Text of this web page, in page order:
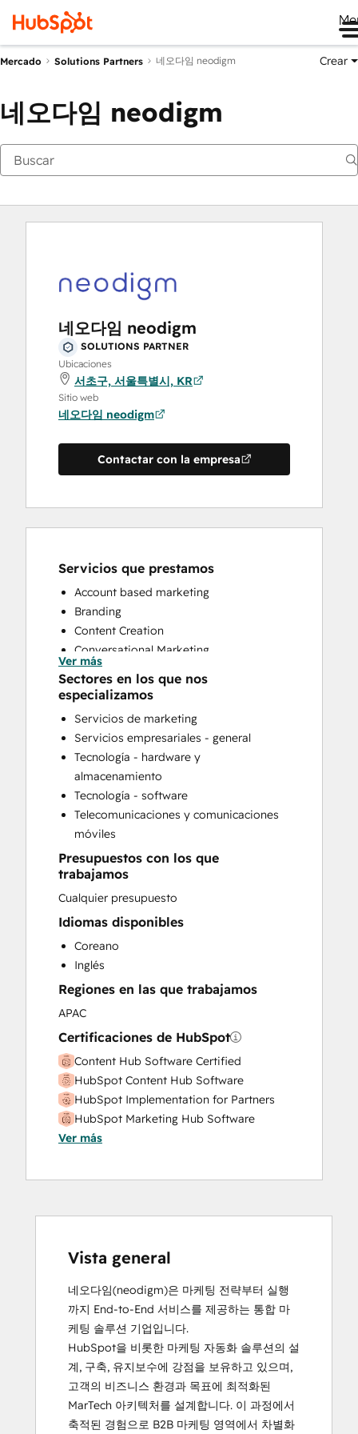
Mercado Solutions Partners 네오다임 neodigm Crear
네오다임 neodigm
네오다임 neodigm
SOLUTIONS PARTNER
Ubicaciones
서초구, 서울특별시, KR
Sitio web
네오다임 neodigm
Contactar con la empresa
Servicios que prestamos
Account based marketing
Branding
Content Creation
Conversational Marketing
Custom API Integrations
Customer Marketing
Customer Success Training
Customer Support Training
Email Marketing
Full Inbound Marketing Services
HubSpot Onboarding
Knowledge Base Development
Paid Advertising
Sales and Marketing Alignment
Sales Coaching and Training
Search Engine Optimization
Social Media
Video Production
Website Development
Website Migration
Ver más
Sectores en los que nos
especializamos
Servicios de marketing
Servicios empresariales - general
Tecnología - hardware y
almacenamiento
Tecnología - software
Telecomunicaciones y comunicaciones
móviles
Presupuestos con los que
trabajamos
Cualquier presupuesto
Idiomas disponibles
Coreano
Inglés
Regiones en las que trabajamos
APAC
Certificaciones de HubSpot
Content Hub Software Certified
HubSpot Content Hub Software
HubSpot Implementation for Partners
HubSpot Marketing Hub Software
Certification
Certification
Objectives-Based Onboarding
Ver más
Vista general
네오다임(neodigm)은 마케팅 전략부터 실행
까지 End-to-End 서비스를 제공하는 통합 마
케팅 솔루션 기업입니다.
HubSpot을 비롯한 마케팅 자동화 솔루션의 설
계, 구축, 유지보수에 강점을 보유하고 있으며,
고객의 비즈니스 환경과 목표에 최적화된
MarTech 아키텍처를 설계합니다. 이 과정에서
축적된 경험으로 B2B 마케팅 영역에서 차별화